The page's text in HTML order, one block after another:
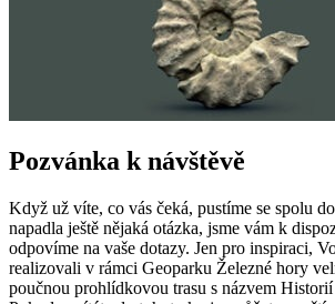
Pozvánka k návštěvě
Když už víte, co vás čeká, pustíme se spolu
napadla ještě nějaká otázka, jsme vám k
odpovíme na vaše dotazy. Jen pro inspiraci,
realizovali v rámci Geoparku Železné hory
poučnou prohlídkovou trasu s názvem Historií